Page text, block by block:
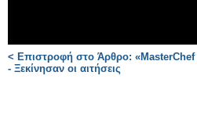
< Επιστροφή στο Άρθρο: «MasterChef
- Ξεκίνησαν οι αιτήσεις